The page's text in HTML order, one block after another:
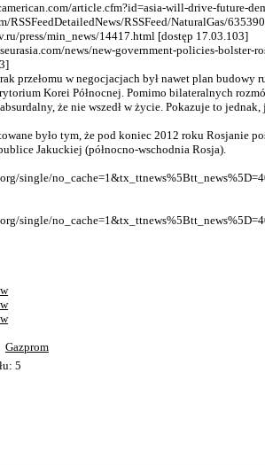
article.cfm?id=asia-will-drive-future-
RSSFeedDetailedNews/RSSFeed/NaturalGas/
press/min_news/14417.html [dostęp 17.03.103]
news/new-government-policies-bolster-
przełomu w negocjacjach był nawet plan budowy
Korei Północnej. Pomimo bilateralnych
że nie wszedł w życie. Pokazuje to
było tym, że pod koniec 2012 roku Rosjanie
Jakuckiej (północno-wschodnia Rosja).
single/
single/
Gazprom
5